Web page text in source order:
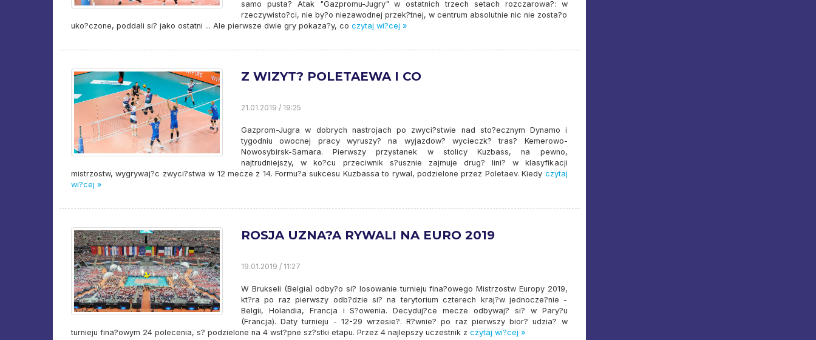
samo pusta? Atak "Gazpromu-Jugry" w ostatnich trzech setach rozczarowa?: w
rzeczywisto?ci, nie by?o niezawodnej przek?tnej, w centrum absolutnie nic nie zosta?o
uko?czone, poddali si? jako ostatni ... Ale pierwsze dwie gry pokaza?y, co czytaj wi?cej »
Z WIZYT? POLETAEWA I CO
21.01.2019 / 19:25
Gazprom-Jugra w dobrych nastrojach po zwyci?stwie nad sto?ecznym Dynamo i
tygodniu owocnej pracy wyruszy? na wyjazdow? wycieczk? tras? Kemerowo-
Nowosybirsk-Samara. Pierwszy przystanek w stolicy Kuzbass, na pewno,
najtrudniejszy, w ko?cu przeciwnik s?usznie zajmuje drug? lini? w klasyfikacji
mistrzostw, wygrywaj?c zwyci?stwa w 12 mecze z 14. Formu?a sukcesu Kuzbassa to rywal, podzielone przez Poletaev. Kiedy czytaj
wi?cej »
ROSJA UZNA?A RYWALI NA EURO 2019
19.01.2019 / 11:27
W Brukseli (Belgia) odby?o si? losowanie turnieju fina?owego Mistrzostw Europy 2019,
kt?ra po raz pierwszy odb?dzie si? na terytorium czterech kraj?w jednocze?nie -
Belgii, Holandia, Francja i S?owenia. Decyduj?ce mecze odbywaj? si? w Pary?u
(Francja). Daty turnieju - 12-29 wrzesie?. R?wnie? po raz pierwszy bior? udzia? w
turnieju fina?owym 24 polecenia, s? podzielone na 4 wst?pne sz?stki etapu. Przez 4 najlepszy uczestnik z czytaj wi?cej »